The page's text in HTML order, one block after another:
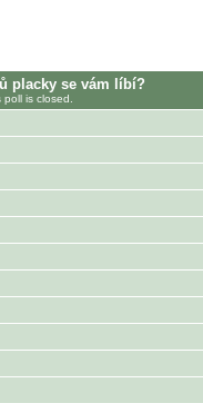
placky se vám líbí?
poll is closed.